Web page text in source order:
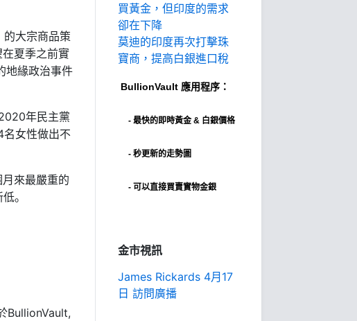
的大宗商品策
在夏季之前實
地緣政治事件
年民主黨
名女性做出不
來最嚴重的
。
BullionVault,
買黃金，但印度的需求
卻在下降
莫迪的印度再次打擊珠
寶商，提高白銀進口稅
BullionVault 應用程序：
- 最快的即時黃金 & 白銀價格
- 秒更新的走勢圖
- 可以直接買賣實物金銀
金市視訊
James Rickards 4月17
日 訪問廣播